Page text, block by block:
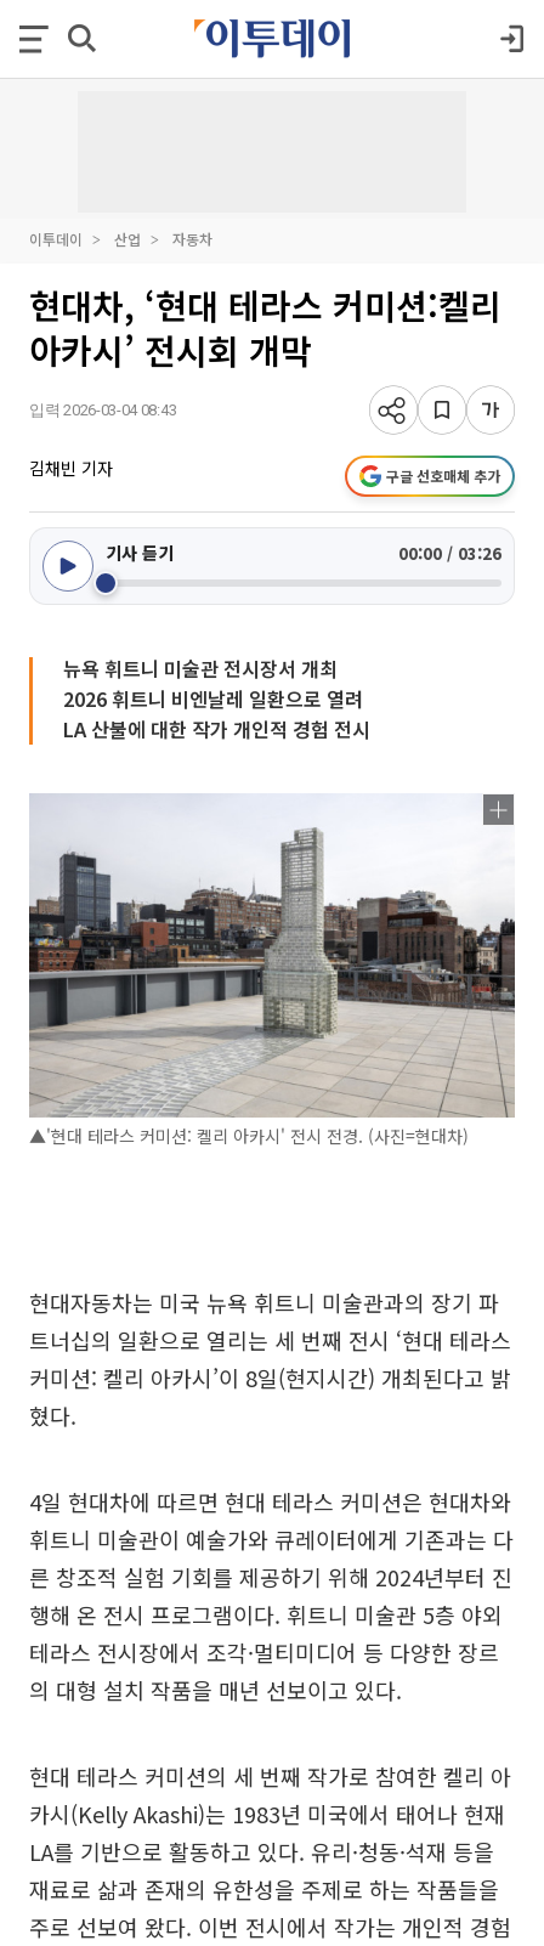
이투데이 산업 자동차
현대차, ‘현대 테라스 커미션:켈리
아카시’ 전시회 개막
입력 2026-03-04 08:43
김채빈 기자 구글 선호매체 추가
기사 듣기 00:00 / 03:26
뉴욕 휘트니 미술관 전시장서 개최
2026 휘트니 비엔날레 일환으로 열려
LA 산불에 대한 작가 개인적 경험 전시
▲'현대 테라스 커미션: 켈리 아카시' 전시 전경. (사진=현대차)
현대자동차는 미국 뉴욕 휘트니 미술관과의 장기 파
트너십의 일환으로 열리는 세 번째 전시 ‘현대 테라스
커미션: 켈리 아카시’이 8일(현지시간) 개최된다고 밝
혔다.
4일 현대차에 따르면 현대 테라스 커미션은 현대차와
휘트니 미술관이 예술가와 큐레이터에게 기존과는 다
른 창조적 실험 기회를 제공하기 위해 2024년부터 진
행해 온 전시 프로그램이다. 휘트니 미술관 5층 야외
테라스 전시장에서 조각·멀티미디어 등 다양한 장르
의 대형 설치 작품을 매년 선보이고 있다.
현대 테라스 커미션의 세 번째 작가로 참여한 켈리 아
카시(Kelly Akashi)는 1983년 미국에서 태어나 현재
LA를 기반으로 활동하고 있다. 유리·청동·석재 등을
재료로 삶과 존재의 유한성을 주제로 하는 작품들을
주로 선보여 왔다. 이번 전시에서 작가는 개인적 경험